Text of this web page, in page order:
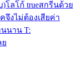
ลโก้ trueสกรีนด้วย
จึงไม่ต้องเสียค่า
นาน T:
ย